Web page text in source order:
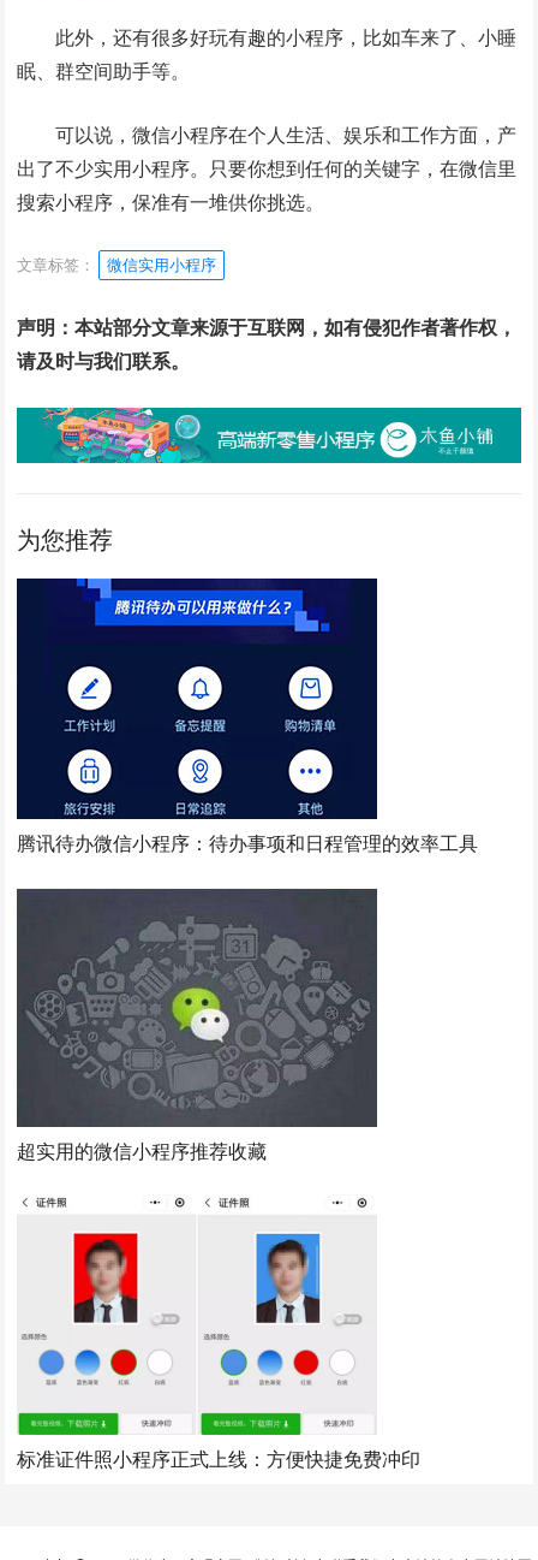
此外，还有很多好玩有趣的小程序，比如车来了、小睡
眠、群空间助手等。
可以说，微信小程序在个人生活、娱乐和工作方面，产
出了不少实用小程序。只要你想到任何的关键字，在微信里
搜索小程序，保准有一堆供你挑选。
文章标签： 微信实用小程序
声明：本站部分文章来源于互联网，如有侵犯作者著作权，
请及时与我们联系。
为您推荐
腾讯待办微信小程序：待办事项和日程管理的效率工具
超实用的微信小程序推荐收藏
标准证件照小程序正式上线：方便快捷免费冲印